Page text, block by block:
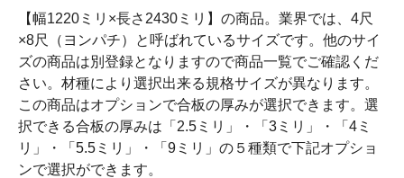
【幅1220ミリ×長さ2430ミリ】の商品。業界では、4尺
×8尺（ヨンパチ）と呼ばれているサイズです。他のサイ
ズの商品は別登録となりますので商品一覧でご確認くだ
さい。材種により選択出来る規格サイズが異なります。
この商品はオプションで合板の厚みが選択できます。選
択できる合板の厚みは「2.5ミリ」・「3ミリ」・「4ミ
リ」・「5.5ミリ」・「9ミリ」の５種類で下記オプショ
ンで選択ができます。